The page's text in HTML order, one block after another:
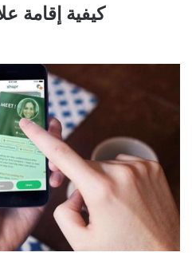
كيفية إقامة